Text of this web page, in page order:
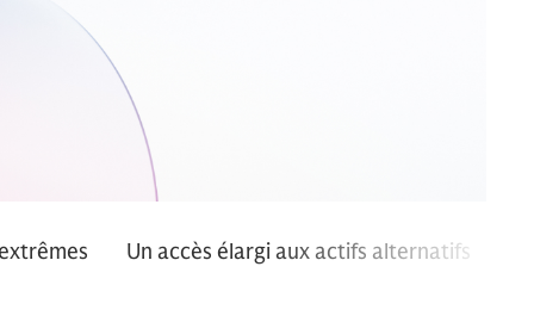
Un accès élargi aux actifs alternatifs